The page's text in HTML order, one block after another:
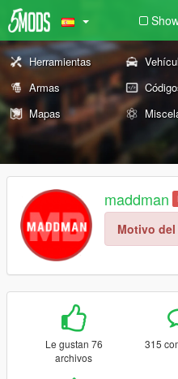
Herramientas
Armas
Mapas
maddman
Motivo
Le gustan 76
archivos
315